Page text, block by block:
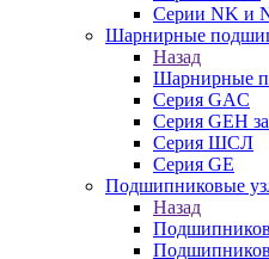
Серии NK и
Шарнирные
Назад
Шарнирные
Серия GAC
Серия GEH
Серия ШСЛ
Серия GE
Подшипниковые
Назад